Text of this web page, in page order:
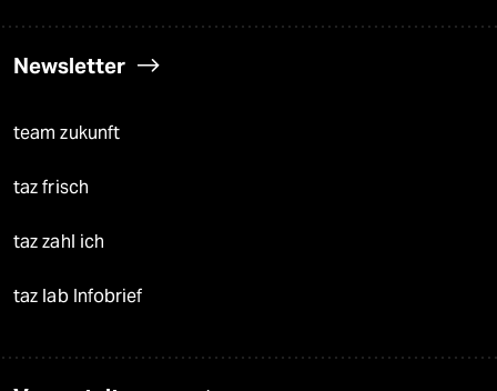
Newsletter
team zukunft
taz frisch
taz zahl ich
taz lab Infobrief